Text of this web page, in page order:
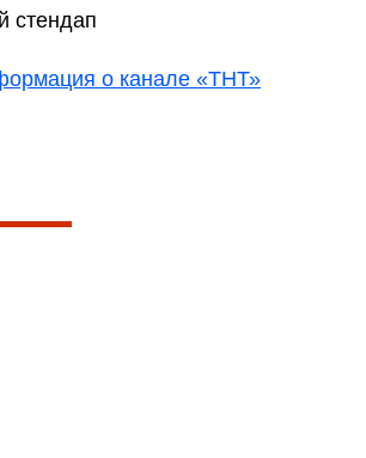
стендап
о канале «ТНТ»